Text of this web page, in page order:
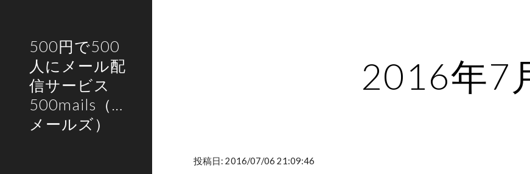
500円で500
人にメール配
信サービス
500mails（500
メールズ）
2016年7
投稿日: 2016/07/06 21:09:46